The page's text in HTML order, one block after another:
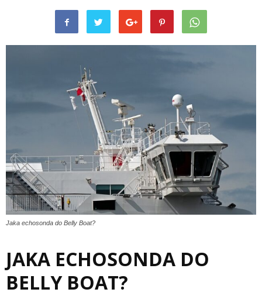
Jaka echosonda do Belly Boat?
JAKA ECHOSONDA DO
BELLY BOAT?